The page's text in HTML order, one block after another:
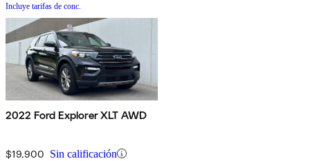
Incluye tarifas de conc.
2022 Ford Explorer XLT AWD
$19,900 Sin calificación